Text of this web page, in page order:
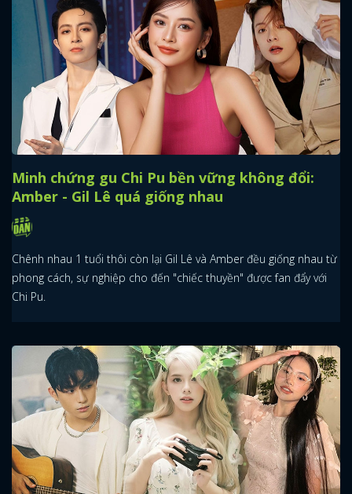
Minh chứng gu Chi Pu bền vững không đổi:
Amber - Gil Lê quá giống nhau
Chênh nhau 1 tuổi thôi còn lại Gil Lê và Amber đều giống nhau từ
phong cách, sự nghiệp cho đến "chiếc thuyền" được fan đẩy với
Chi Pu.